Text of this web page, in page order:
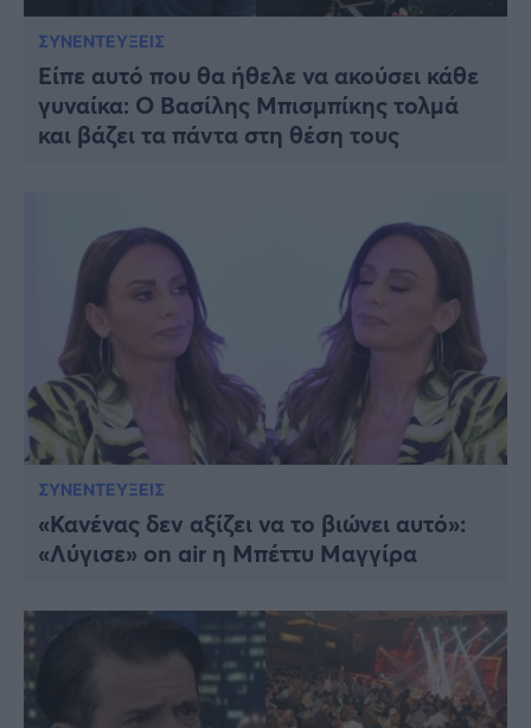
ΣΥΝΕΝΤΕΥΞΕΙΣ
Είπε αυτό που θα ήθελε να ακούσει κάθε
γυναίκα: Ο Βασίλης Μπισμπίκης τολμά
και βάζει τα πάντα στη θέση τους
ΣΥΝΕΝΤΕΥΞΕΙΣ
«Κανένας δεν αξίζει να το βιώνει αυτό»:
«Λύγισε» on air η Μπέττυ Μαγγίρα